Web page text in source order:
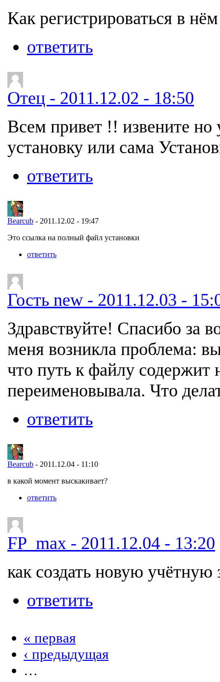
Как регистрироваться в
ответить
Отец - 2011.12.02 - 18:50
Всем привет !! извените но
установку или сама
ответить
Bearcub - 2011.12.02 - 19:47
Это ссылка на полный файл установки
ответить
Гость new - 2011.12.03 -
Здравствуйте! Спасибо за
меня возникла проблема:
что путь к файлу содержит
переименовывала. Что
ответить
Bearcub - 2011.12.04 - 11:10
в какой момент выскакивает?
ответить
FP_max - 2011.12.04 - 13:20
как создать новую учётную
ответить
« первая
‹ предыдущая
…